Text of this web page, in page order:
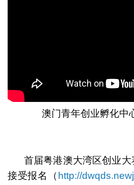
澳门青年创业孵化中
首届粤港澳大湾区创业
接受报名（ http://